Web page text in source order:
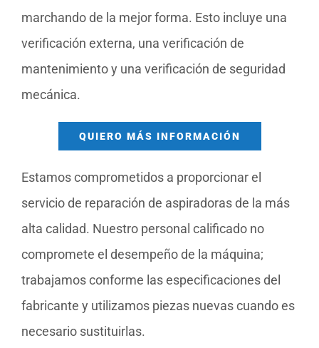
marchando de la mejor forma. Esto incluye una
verificación externa, una verificación de
mantenimiento y una verificación de seguridad
mecánica.
QUIERO MÁS INFORMACIÓN
Estamos comprometidos a proporcionar el
servicio de reparación de aspiradoras de la más
alta calidad. Nuestro personal calificado no
compromete el desempeño de la máquina;
trabajamos conforme las especificaciones del
fabricante y utilizamos piezas nuevas cuando es
necesario sustituirlas.